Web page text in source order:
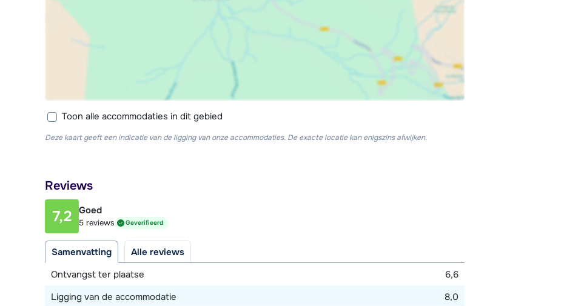
Toon alle accommodaties in dit gebied
Deze kaart geeft een indicatie van de ligging van onze accommodaties. De exacte locatie kan enigszins afwijken.
Reviews
7,2 Goed
5 reviews Geverifieerd
Samenvatting
Alle reviews
Ontvangst ter plaatse
6,6
Ligging van de accommodatie
8,0